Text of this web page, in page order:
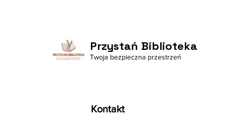
Przystań Biblioteka
Twoja bezpieczna przestrzeń
Kontakt